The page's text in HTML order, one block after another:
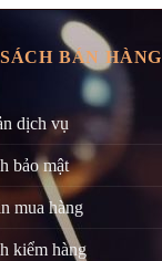
BÁN HÀNG
dịch vụ
bảo mật
mua hàng
kiểm hàng